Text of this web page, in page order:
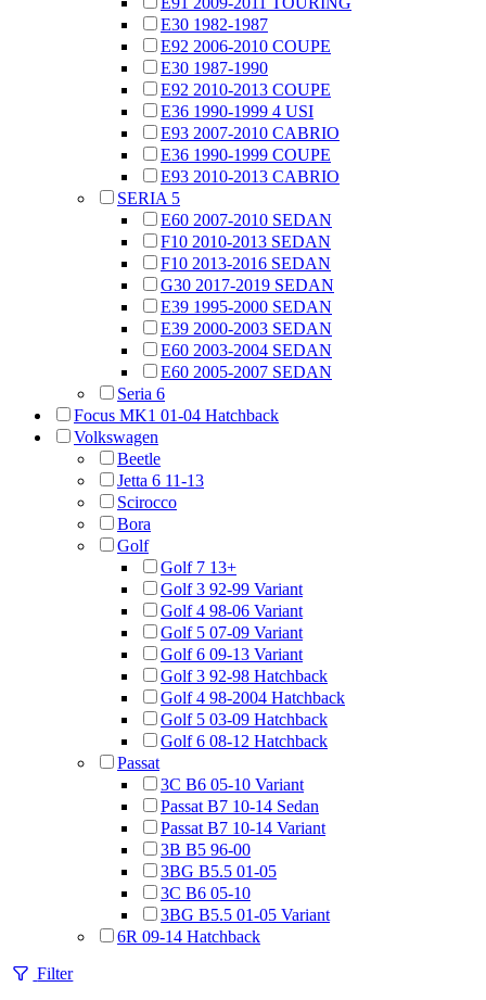
E30 1982-1987
E92 2006-2010 COUPE
E30 1987-1990
E92 2010-2013 COUPE
E36 1990-1999 4 USI
E93 2007-2010 CABRIO
E36 1990-1999 COUPE
E93 2010-2013 CABRIO
SERIA 5
E60 2007-2010 SEDAN
F10 2010-2013 SEDAN
F10 2013-2016 SEDAN
G30 2017-2019 SEDAN
E39 1995-2000 SEDAN
E39 2000-2003 SEDAN
E60 2003-2004 SEDAN
E60 2005-2007 SEDAN
Seria 6
Focus MK1 01-04 Hatchback
Volkswagen
Beetle
Jetta 6 11-13
Scirocco
Bora
Golf
Golf 7 13+
Golf 3 92-99 Variant
Golf 4 98-06 Variant
Golf 5 07-09 Variant
Golf 6 09-13 Variant
Golf 3 92-98 Hatchback
Golf 4 98-2004 Hatchback
Golf 5 03-09 Hatchback
Golf 6 08-12 Hatchback
Passat
3C B6 05-10 Variant
Passat B7 10-14 Sedan
Passat B7 10-14 Variant
3B B5 96-00
3BG B5.5 01-05
3C B6 05-10
3BG B5.5 01-05 Variant
6R 09-14 Hatchback
Filter